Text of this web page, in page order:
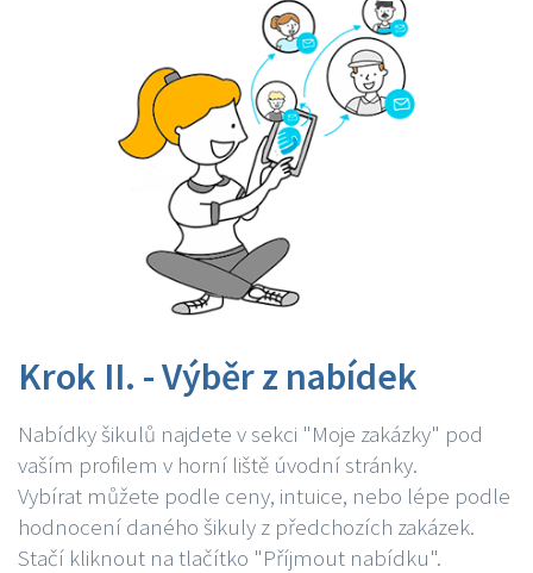
Krok II. - Výběr z nabídek
Nabídky šikulů najdete v sekci "Moje zakázky" pod
vaším profilem v horní liště úvodní stránky.
Vybírat můžete podle ceny, intuice, nebo lépe podle
hodnocení daného šikuly z předchozích zakázek.
Stačí kliknout na tlačítko "Příjmout nabídku".